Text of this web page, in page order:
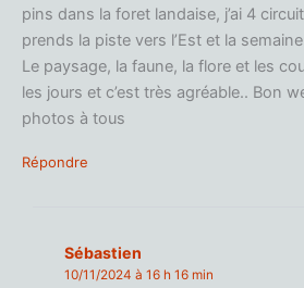
pins dans la foret landaise, j’ai 4
prends la piste vers l’Est et la
Le paysage, la faune, la flore et les
les jours et c’est très agréable.. Bon
photos à tous
Répondre
Sébastien
10/11/2024 à 16 h 16 min